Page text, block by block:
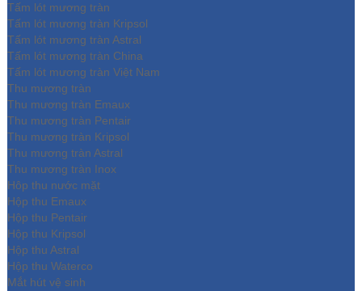
Tấm lót mương tràn
Tấm lót mương tràn Kripsol
Tấm lót mương tràn Astral
Tấm lót mương tràn China
Tấm lót mương tràn Việt Nam
Thu mương tràn
Thu mương tràn Emaux
Thu mương tràn Pentair
Thu mương tràn Kripsol
Thu mương tràn Astral
Thu mương tràn Inox
Hôp thu nước mặt
Hộp thu Emaux
Hộp thu Pentair
Hộp thu Kripsol
Hộp thu Astral
Hộp thu Waterco
Mắt hút vệ sinh